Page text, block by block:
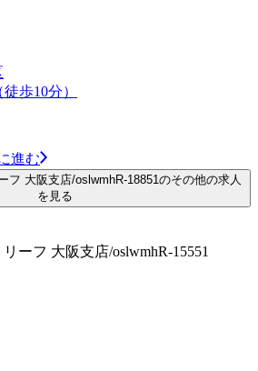
歩10分）
進む
フ 大阪支店/oslwmhR-18851のその他の求人
を見る
ーフ 大阪支店/oslwmhR-15551